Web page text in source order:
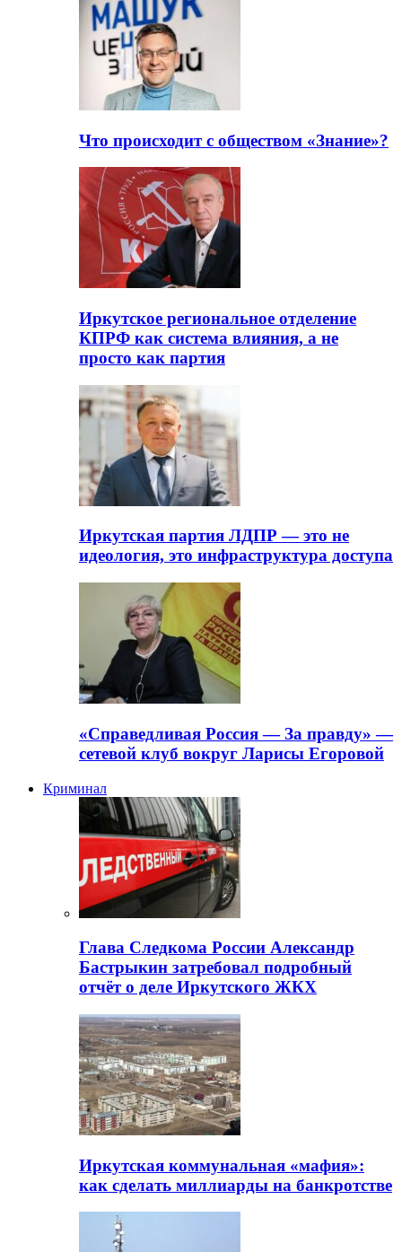
Что происходит с обществом «Знание»?
Иркутское региональное отделение
КПРФ как система влияния, а не
просто как партия
Иркутская партия ЛДПР — это не
идеология, это инфраструктура доступа
«Справедливая Россия — За правду» —
сетевой клуб вокруг Ларисы Егоровой
Криминал
Глава Следкома России Александр
Бастрыкин затребовал подробный
отчёт о деле Иркутского ЖКХ
Иркутская коммунальная «мафия»:
как сделать миллиарды на банкротстве